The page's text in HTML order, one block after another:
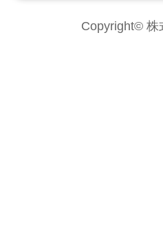
Copyright© 株